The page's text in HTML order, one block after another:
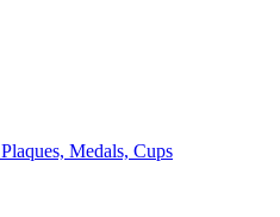
Plaques, Medals, Cups